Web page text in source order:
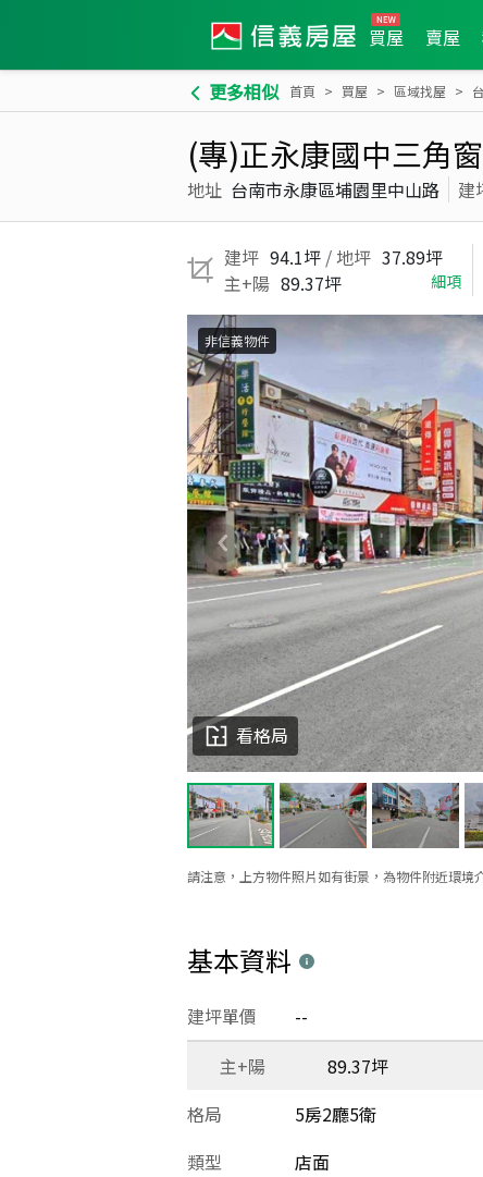
買屋 賣屋
更多相似 首頁 買屋 區域找屋
(專)正永康國中三角
地址 台南市永康區埔園里中山路 建
建坪 94.1坪 / 地坪 37.89坪
主+陽 89.37坪 細項
請注意，上方物件照片如有街景，為物件附近環境
看格局
非信義物件
基本資料
建坪單價 --
主+陽
89.37坪
格局
5房2廳5衛
類型
店面